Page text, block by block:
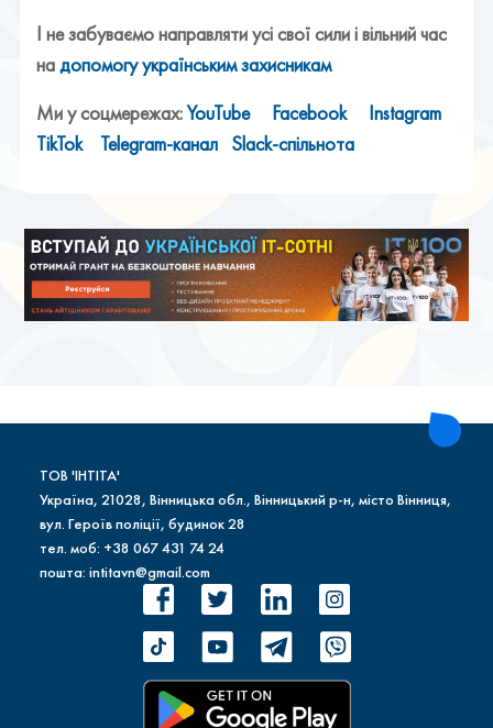
І не забуваємо направляти усі свої сили і вільний час
надопомогу українським захисникам
Ми у соцмережах:YouTube Facebook
Instagram
TikTok
Telegram-канал Slack-спільнота
ТОВ 'ІНТІТА'
Україна, 21028, Вінницька обл., Вінницький р-н, місто Вінниця,
вул. Героїв поліції, будинок 28
тел. моб: +38 067 431 74 24
пошта: intitavn@gmail.com